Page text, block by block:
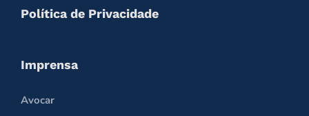
Política de Privacidade
Imprensa
Avocar